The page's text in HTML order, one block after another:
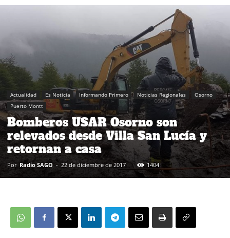
Actualidad Es Noticia Informando Primero Noticias Regionales
Osorno
Puerto Montt
Bomberos USAR Osorno son
relevados desde Villa San Lucía y
retornan a casa
Por Radio SAGO - 22 de diciembre de 2017 1404